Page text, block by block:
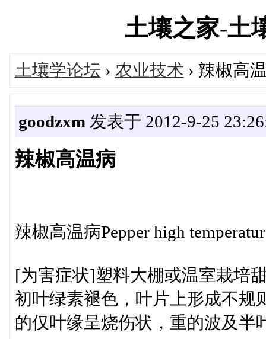
土壤之家-土
土壤学论坛 › 农业技术 › 辣椒高
goodzxm 发表于 2012-9-25
辣椒高温病
辣椒高温病Pepper high
[为害症状]塑料大棚或温室栽培
初叶绿素褪色，叶片上形成不规
的仅叶缘呈烧伤状，重的波及半